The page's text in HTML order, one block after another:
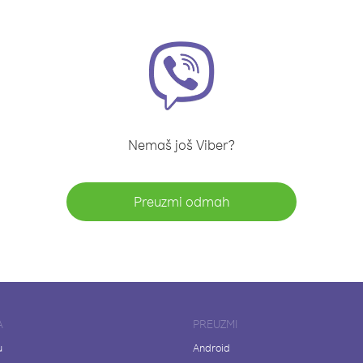
Nemaš još Viber?
Preuzmi odmah
PREUZMI
Android